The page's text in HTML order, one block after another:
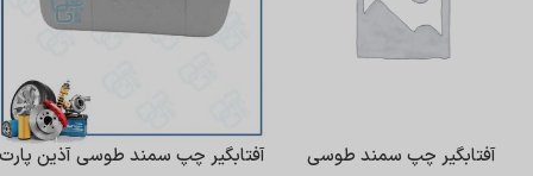
آفتابگیر چپ سمند طوسی
آفتابگیر چپ سمند طوسی آذین